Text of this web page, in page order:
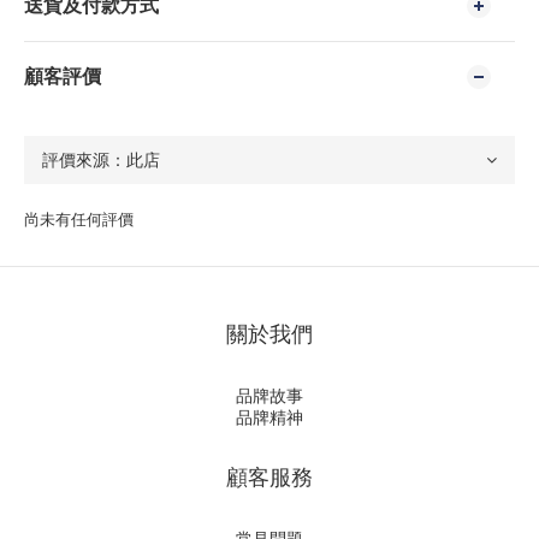
送貨及付款方式
顧客評價
尚未有任何評價
關於我們
品牌故事
品牌精神
顧客服務